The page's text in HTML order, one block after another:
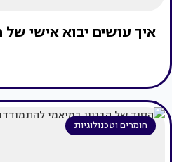
איך עושים יבוא אישי של
חומרים וטכנולוגיות